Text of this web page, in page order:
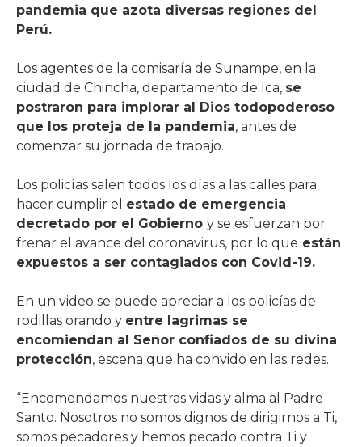
pandemia que azota diversas regiones del
Perú.
Los agentes de la comisaría de Sunampe, en la
ciudad de Chincha, departamento de Ica, se
postraron para implorar al Dios todopoderoso
que los proteja de la pandemia, antes de
comenzar su jornada de trabajo.
Los policías salen todos los días a las calles para
hacer cumplir el estado de emergencia
decretado por el Gobierno y se esfuerzan por
frenar el avance del coronavirus, por lo que están
expuestos a ser contagiados con Covid-19.
En un video se puede apreciar a los policías de
rodillas orando y entre lagrimas se
encomiendan al Señor confiados de su divina
protección, escena que ha convido en las redes.
“Encomendamos nuestras vidas y alma al Padre
Santo. Nosotros no somos dignos de dirigirnos a Ti,
somos pecadores y hemos pecado contra Ti y